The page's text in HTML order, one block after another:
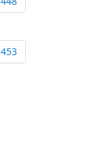
453